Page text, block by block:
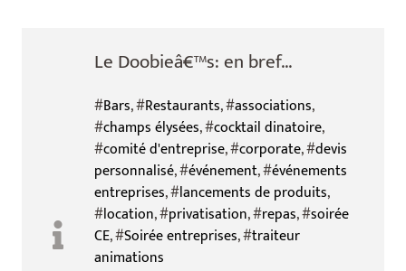
Le Doobieâ€™s: en bref...
#Bars, #Restaurants, #associations,
#champs élysées, #cocktail dinatoire,
#comité d'entreprise, #corporate, #devis
personnalisé, #événement, #événements
entreprises, #lancements de produits,
#location, #privatisation, #repas, #soirée
CE, #Soirée entreprises, #traiteur
animations